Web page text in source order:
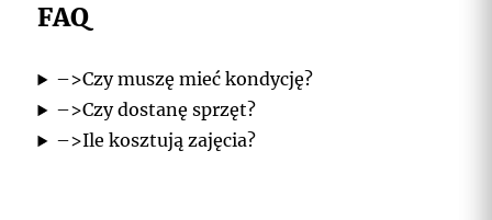
FAQ
–>Czy muszę mieć kondycję?
–>Czy dostanę sprzęt?
–>Ile kosztują zajęcia?